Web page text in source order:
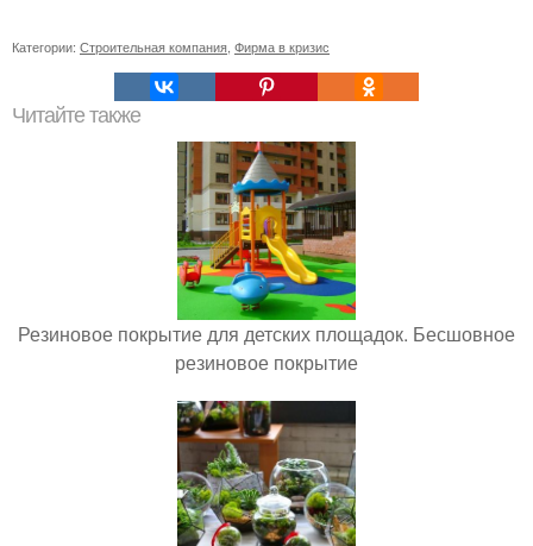
Категории: Строительная компания Фирма в кризис
Читайте также
Резиновое покрытие для детских площадок. Бесшовное
резиновое покрытие